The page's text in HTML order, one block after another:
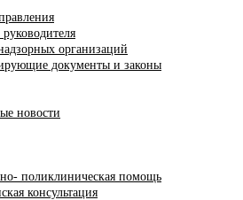
организаций
документы и законы
новости
поликлиническая помощь
консультация